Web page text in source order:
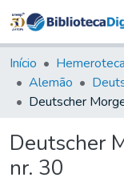
Início Hemeroteca
Alemão
Deutscher
nr. 30